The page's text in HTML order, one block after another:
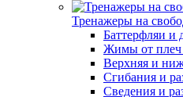
Тренажеры на
Баттерфляи и
Жимы от плеч
Верхняя и
Сгибания и
Сведения и